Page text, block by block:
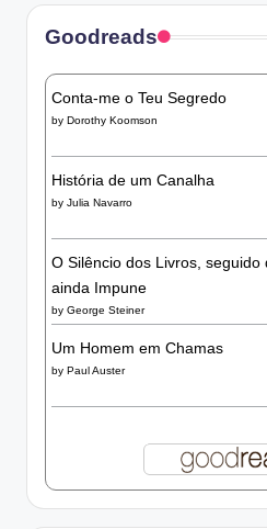
Goodreads
Conta-me o Teu Segredo
by Dorothy Koomson
História de um Canalha
by Julia Navarro
O Silêncio dos Livros, seguido
ainda Impune
by George Steiner
Um Homem em Chamas
by Paul Auster